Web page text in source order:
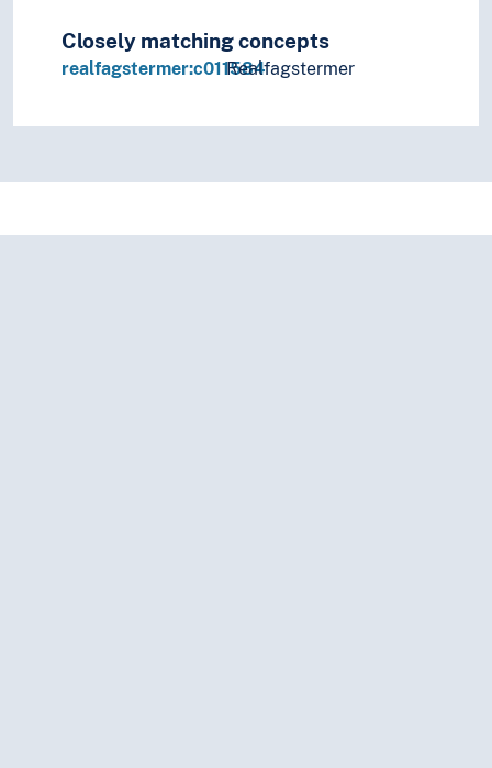
Closely matching concepts
realfagstermer:c011584Realfagstermer